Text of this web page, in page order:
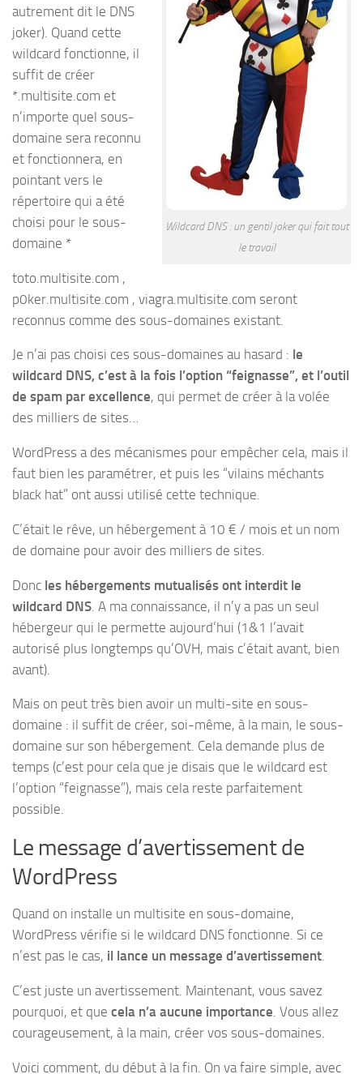
Wildcard DNS : un gentil joker qui fait tout
le travail
autrement dit le DNS
joker). Quand cette
wildcard fonctionne, il
suffit de créer
*.multisite.com et
n’importe quel sous-
domaine sera reconnu
et fonctionnera, en
pointant vers le
répertoire qui a été
choisi pour le sous-
domaine *
toto.multisite.com ,
p0ker.multisite.com , viagra.multisite.com seront
reconnus comme des sous-domaines existant.
Je n’ai pas choisi ces sous-domaines au hasard : le
wildcard DNS, c’est à la fois l’option “feignasse”, et l’outil
de spam par excellence, qui permet de créer à la volée
des milliers de sites…
WordPress a des mécanismes pour empêcher cela, mais il
faut bien les paramétrer, et puis les “vilains méchants
black hat” ont aussi utilisé cette technique.
C’était le rêve, un hébergement à 10 € / mois et un nom
de domaine pour avoir des milliers de sites.
Donc les hébergements mutualisés ont interdit le
wildcard DNS . A ma connaissance, il n’y a pas un seul
hébergeur qui le permette aujourd’hui (1&1 l’avait
autorisé plus longtemps qu’OVH, mais c’était avant, bien
avant).
Mais on peut très bien avoir un multi-site en sous-
domaine : il suffit de créer, soi-même, à la main, le sous-
domaine sur son hébergement. Cela demande plus de
temps (c’est pour cela que je disais que le wildcard est
l’option “feignasse”), mais cela reste parfaitement
possible.
Le message d’avertissement de
WordPress
Quand on installe un multisite en sous-domaine,
WordPress vérifie si le wildcard DNS fonctionne. Si ce
n’est pas le cas, il lance un message d’avertissement.
C’est juste un avertissement. Maintenant, vous savez
pourquoi, et que cela n’a aucune importance . Vous allez
courageusement, à la main, créer vos sous-domaines.
Voici comment, du début à la fin. On va faire simple, avec